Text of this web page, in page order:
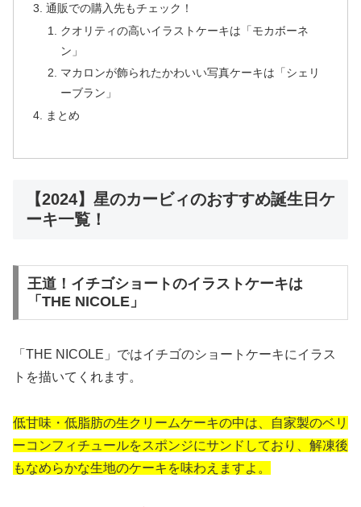
通販での購入先もチェック！
クオリティの高いイラストケーキは「モカボーネ
ン」
マカロンが飾られたかわいい写真ケーキは「シェリ
ーブラン」
まとめ
【2024】星のカービィのおすすめ誕生日ケ
ーキ一覧！
王道！イチゴショートのイラストケーキは
「THE NICOLE」
「THE NICOLE」ではイチゴのショートケーキにイラス
トを描いてくれます。
低甘味・低脂肪の生クリームケーキの中は、自家製のベリ
ーコンフィチュールをスポンジにサンドしており、解凍後
もなめらかな生地のケーキを味わえますよ。